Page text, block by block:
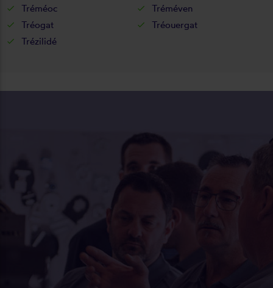
Tréméoc
Tréméven
Tréogat
Tréouergat
Trézilidé